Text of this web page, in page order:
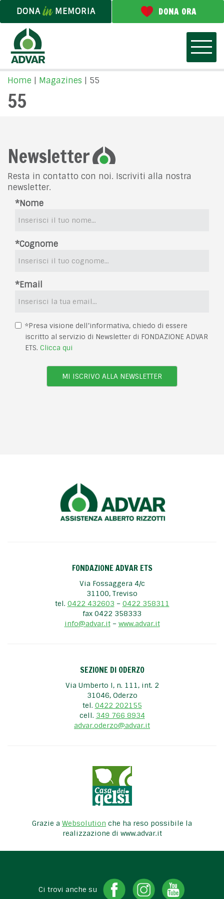
DONA MEMORIA DONA ORA
Home Magazines 55
55
Newsletter
Resta in contatto con noi. Iscriviti alla nostra
newsletter.
*Nome
*Cognome
*Email
*Presa visione dell’informativa, chiedo di essere
iscritto al servizio di Newsletter di FONDAZIONE ADVAR
ETS. Clicca qui
MI ISCRIVO ALLA NEWSLETTER
FONDAZIONE ADVAR ETS
Via Fossaggera 4/c
31100, Treviso
tel. 0422 432603 – 0422 358311
fax 0422 358333
info@advar.it– www.advar.it
SEZIONE DI ODERZO
Via Umberto I, n. 111, int. 2
31046, Oderzo
tel. 0422 202155
cell. 349 766 8934
advar.oderzo@advar.it
Grazie a Websolution che ha reso possibile la
realizzazione di www.advar.it
Ci trovi anche su